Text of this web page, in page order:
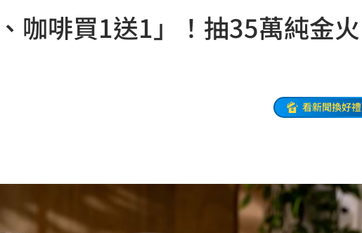
嗨翻 18:53
辭
解
走
秒懂 18:39
咖啡買1送1」！抽35萬純金火
看新聞換好禮